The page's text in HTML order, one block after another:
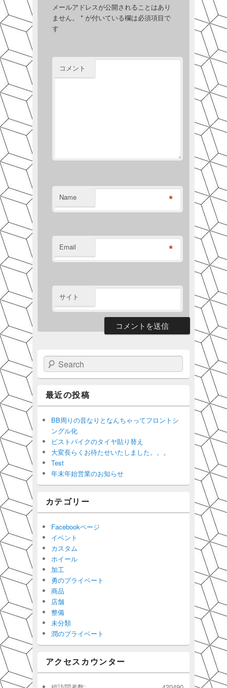
メールアドレスが公開されることはあり
ません。
*が付いている欄は必須項目で
す
コメント
Name *
Email *
サイト
Search
最近の投稿
BB周りの音なりとなんちゃってフロントシ
ングル化
ピストバイクのタイヤ貼り替え
大変長らくお待たせいたしました。。。
Test
年末年始営業のお知らせ
カテゴリー
Facebookページ
イベント
カスタム
ホイール
加工
勇のプライベート
商品
店舗
整備
未分類
潤のプライベート
アクセスカウンター